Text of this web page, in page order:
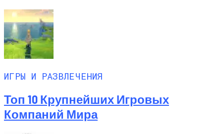
ИГРЫ И РАЗВЛЕЧЕНИЯ
Топ 10 Крупнейших Игровых
Компаний Мира